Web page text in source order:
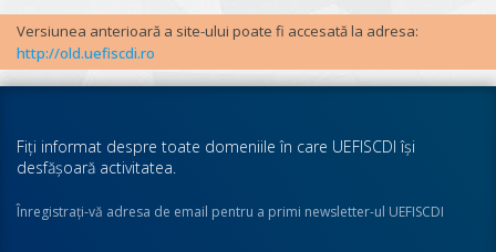
Versiunea anterioară a site-ului poate fi accesată la adresa:
http://old.uefiscdi.ro
Fiţi informat despre toate domeniile în care UEFISCDI îşi
desfăşoară activitatea.
Înregistraţi-vă adresa de email pentru a primi newsletter-ul UEFISCDI